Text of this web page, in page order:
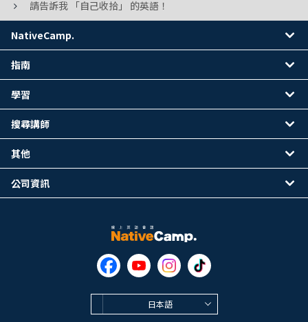
請告訴我 「自己收拾」 的英語！
日本語
NativeCamp.
指南
學習
搜尋講師
其他
公司資訊